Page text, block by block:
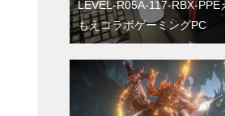
LEVEL-R05A-117-RBX-PPE
もえコラボゲーミングPC